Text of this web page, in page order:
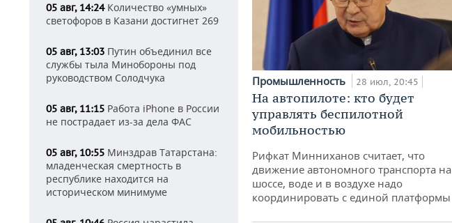
05 авг, 14:24Количество «умных»
светофоров в Казани достигнет 269
05 авг, 13:03 Путин объединил все
службы тыла Минобороны под
руководством Солодчука
05 авг, 11:15 Работа iPhone в России
не пострадает из-за дела ФАС
05 авг, 10:55 Минздрав Татарстана:
младенческая смертность в
республике находится на
историческом минимуме
Промышленность 28 июл, 20:45
На автопилоте: кто будет
управлять беспилотной
мобильностью
Рифкат Минниханов считает, что
движение автономного транспорта на
шоссе, воде и в воздухе надо
координировать с единой платформы